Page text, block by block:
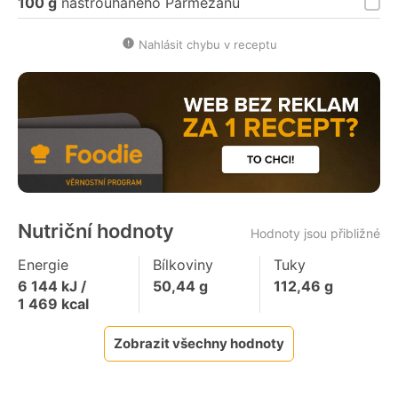
Nahlásit chybu v receptu
Nutriční hodnoty Hodnoty jsou přibližné
Energie
6 144 kJ /
1 469 kcal
Bílkoviny
50,44 g
Tuky
112,46 g
Zobrazit všechny hodnoty